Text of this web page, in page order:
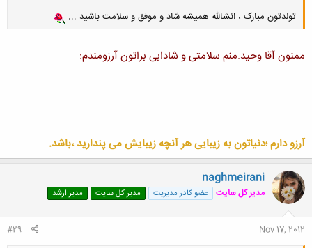
تولدتون مبارک ، انشالله همیشه شاد و موفق و سلامت باشید ...
ممنون آقا وحید.منم سلامتی و شادابی براتون آرزومندم:
آرزو دارم ؛دنیاتون به زیبایی هر آنچه زیبایش می پندارید ،باشد.
naghmeirani
مدیر کل سایت عضو کادر مدیریت مدیر کل سایت مدیر ارشد
Nov 17, 2012
#29